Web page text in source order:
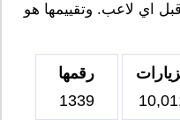
اي لاعب. وتقييمها هو
رقمها
1339